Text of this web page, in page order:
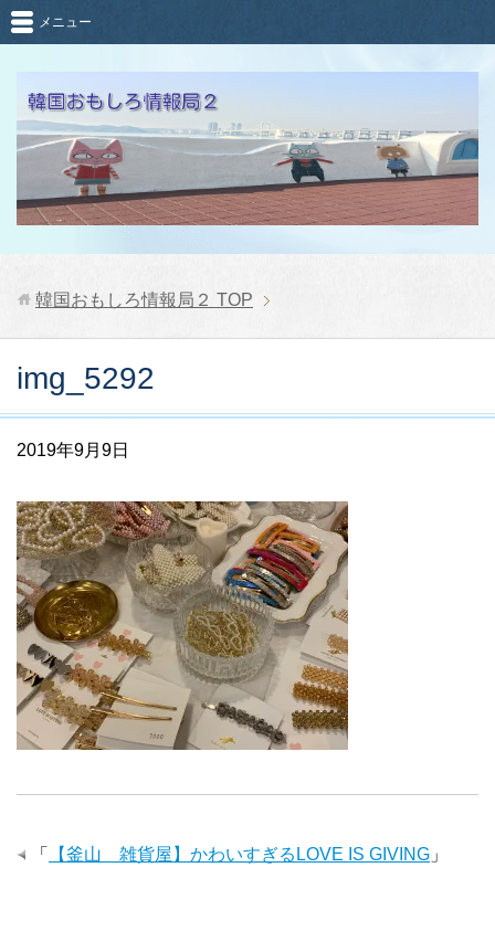
メニュー
韓国おもしろ情報局２ TOP
img_5292
2019年9月9日
「 【釜山 雑貨屋】かわいすぎるLOVE IS GIVING 」